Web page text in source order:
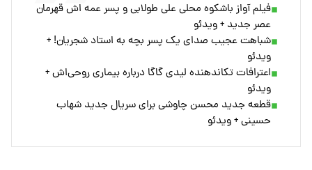
فیلم آواز باشکوه محلی علی طولابی و پسر عمه اش قهرمان
عصر جدید + ویدئو
شباهت عجیب صدای یک پسر بچه‌ به استاد شجریان! +
ویدئو
اعترافات تکاندهنده لیدی گاگا درباره بیماری روحی‌اش +
ویدئو
قطعه جدید محسن چاوشی برای سریال جدید شهاب
حسینی + ویدئو